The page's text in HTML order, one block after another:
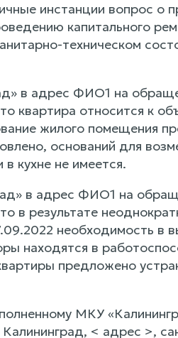
инстанции вопрос о
капитального
техническом
в адрес ФИО1 на
квартира относится к
жилого помещения
оснований для
кухне не имеется.
в адрес ФИО1 на
в результате
необходимость в
находятся в
предложено
МКУ
< адрес >,